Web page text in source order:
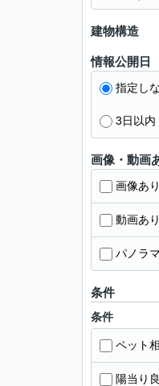
建物構造
情報公開日
指定し
3日以内
画像・動画
画像あり
動画あり
パノラ
条件
条件
ペット
陽当り